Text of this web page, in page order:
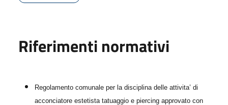
Riferimenti normativi
Regolamento comunale per la disciplina delle attivita’ di
acconciatore estetista tatuaggio e piercing approvato con